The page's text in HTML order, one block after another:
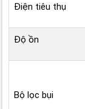
Điện tiêu thụ
Độ ồn
Bộ lọc bụi